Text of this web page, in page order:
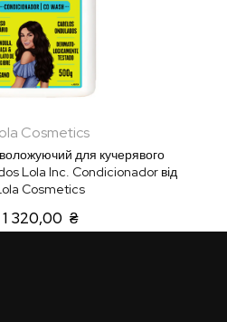
Cosmetics
для кучерявого
Lola Inc. Condicionador від
Cosmetics
1 320,00 ₴